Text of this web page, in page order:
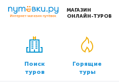
МАГАЗИН
ОНЛАЙН-ТУРОВ
Сервисы
Бронирование отелей
Трансфер
Поиск
туров
Горящие
туры